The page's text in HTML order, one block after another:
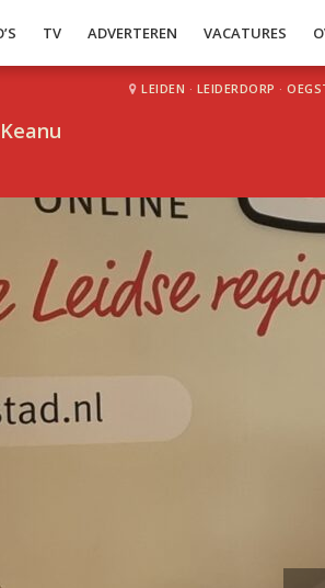
TV ADVERTEREN VACATURES
LEIDEN · LEIDERDORP ·